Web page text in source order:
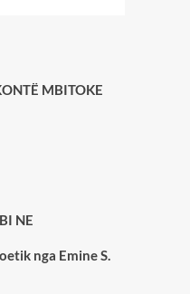
MBITOKE
NE
nga Emine S.